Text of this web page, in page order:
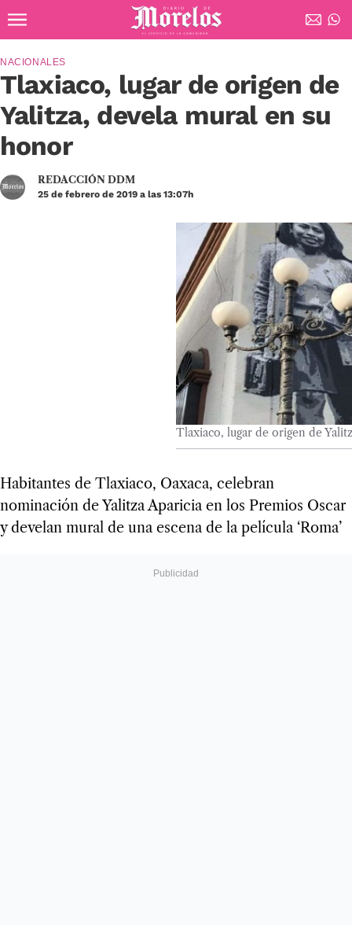
Diario de Morelos
Tlaxiaco, lugar de origen de
Yalitza, devela mural en su
honor
NACIONALES
REDACCIÓN DDM
25 de febrero de 2019 a las 13:07h
Tlaxiaco, lugar de origen de
Habitantes de Tlaxiaco, Oaxaca, celebran
nominación de Yalitza Aparicia en los Premios Oscar
y develan mural de una escena de la película ‘Roma’